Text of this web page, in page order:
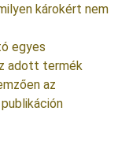
károkért nem
egyes
adott termék
az